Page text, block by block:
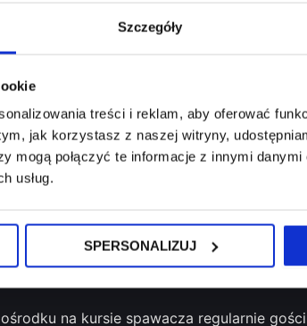
Szczegóły
treści i reklam, aby oferować
jak korzystasz z naszej witryny,
mogą połączyć te informacje z innymi
usług.
SPERSONALIZUJ
nasze kursy
decyzji, jakie możesz podjąć na
spawalnicze rośnie z każdym rokiem,
aktualne normy PN,
ciężkim, energetyce czy budownictwie.
na kursie spawacza regularnie